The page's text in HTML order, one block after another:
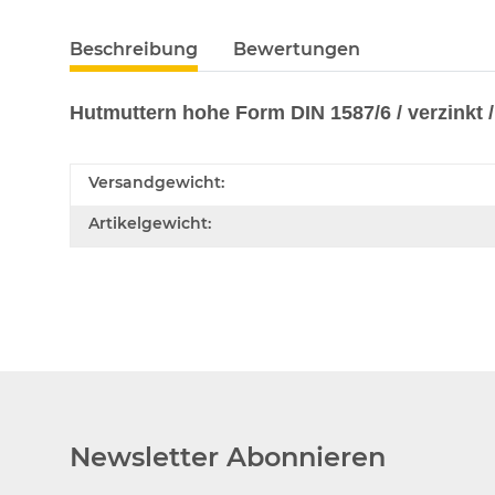
Beschreibung Bewertungen
Hutmuttern hohe Form DIN 1587/6 / verzinkt
Versandgewicht:
Artikelgewicht:
Newsletter Abonnieren